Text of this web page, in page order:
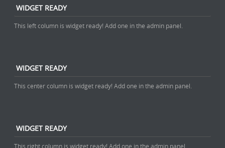
WIDGET READY
This left column is widget ready! Add one in the admin panel.
WIDGET READY
This center column is widget ready! Add one in the admin panel.
WIDGET READY
This right column is widget ready! Add one in the admin panel.